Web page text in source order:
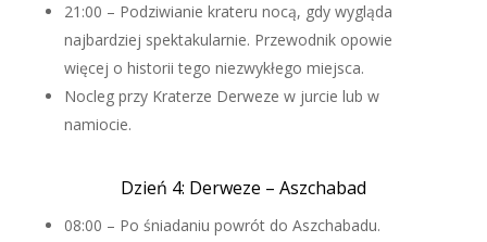
21:00 – Podziwianie krateru nocą, gdy wygląda
najbardziej spektakularnie. Przewodnik opowie
więcej o historii tego niezwykłego miejsca.
Nocleg przy Kraterze Derweze w jurcie lub w
namiocie.
Dzień 4: Derweze – Aszchabad
08:00 – Po śniadaniu powrót do Aszchabadu.